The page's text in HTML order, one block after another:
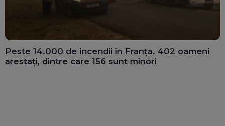
Peste 14.000 de incendii în Franța. 402 oameni
arestați, dintre care 156 sunt minori